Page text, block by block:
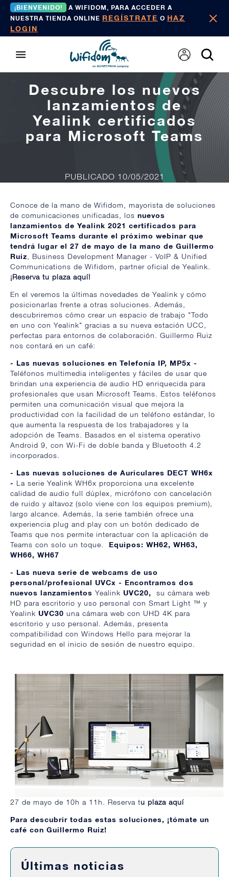
¡BIENVENIDO!
A WIFIDOM, PARA ACCEDER A
NUESTRA TIENDA ONLINE REGÍSTRATE O HAZ
LOGIN
Descubre los nuevos
lanzamientos de
Yealink certificados
para Microsoft Teams
PUBLICADO 10/05/2021
Conoce de la mano de Wifidom, mayorista de soluciones
de comunicaciones unificadas, los nuevos
lanzamientos de Yealink 2021 certificados para
Microsoft Teams durante el próximo webinar que
tendrá lugar el 27 de mayo de la mano de Guillermo
Ruiz, Business Development Manager - VoIP & Unified
Communications de Wifidom, partner oficial de Yealink.
¡Reserva tu plaza aquí!
En el veremos la últimas novedades de Yealink y cómo
posicionarlas frente a otras soluciones. Además,
descubriremos cómo crear un espacio de trabajo "Todo
en uno con Yealink" gracias a su nueva estación UCC,
perfectas para entornos de colaboración. Guillermo Ruiz
nos contará en un café:
- Las nuevas soluciones en Telefonía IP, MP5x -
Teléfonos multimedia inteligentes y fáciles de usar que
brindan una experiencia de audio HD enriquecida para
profesionales que usan Microsoft Teams. Estos teléfonos
permiten una comunicación visual que mejora la
productividad con la facilidad de un teléfono estándar, lo
que aumenta la respuesta de los trabajadores y la
adopción de Teams. Basados en el sistema operativo
Android 9, con Wi-Fi de doble banda y Bluetooth 4.2
incorporados.
- Las nuevas soluciones de Auriculares DECT WH6x
- La serie Yealink WH6x proporciona una excelente
calidad de audio full dúplex, micrófono con cancelación
de ruido y altavoz (solo viene con los equipos premium),
largo alcance. Además, la serie también ofrece una
experiencia plug and play con un botón dedicado de
Teams que nos permite interactuar con la aplicación de
Teams con solo un toque. Equipos: WH62, WH63,
WH66, WH67
- Las nueva serie de webcams de uso
personal/profesional UVCx - Encontramos dos
nuevos lanzamientos Yealink UVC20,
su cámara web
HD para escritorio y uso personal con Smart Light ™ y
Yealink UVC30 una cámara web con UHD 4K para
escritorio y uso personal. Además, presenta
compatibilidad con Windows Hello para mejorar la
seguridad en el inicio de sesión de nuestro equipo.
27 de mayo de 10h a 11h. Reserva tu plaza aquí
Para descubrir todas estas soluciones, ¡tómate un
café con Guillermo Ruiz!
Últimas noticias